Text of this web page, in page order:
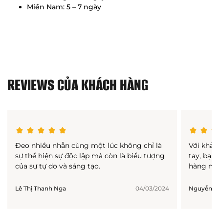
Miền Nam: 5 – 7 ngày
REVIEWS CỦA KHÁCH HÀNG
Đeo nhiều nhẫn cùng một lúc không chỉ là
sự thể hiện sự độc lập mà còn là biểu tượng
của sự tự do và sáng tạo.
Lê Thị Thanh Nga 04/03/2024
Với khả
tay, bạn
hàng
Nguyễn